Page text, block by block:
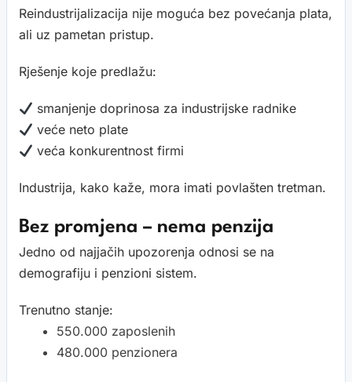
Reindustrijalizacija nije moguća bez povećanja plata,
ali uz pametan pristup.
Rješenje koje predlažu:
smanjenje doprinosa za industrijske radnike
veće neto plate
veća konkurentnost firmi
Industrija, kako kaže, mora imati povlašten tretman.
Bez promjena – nema penzija
Jedno od najjačih upozorenja odnosi se na
demografiju i penzioni sistem.
Trenutno stanje:
550.000 zaposlenih
480.000 penzionera